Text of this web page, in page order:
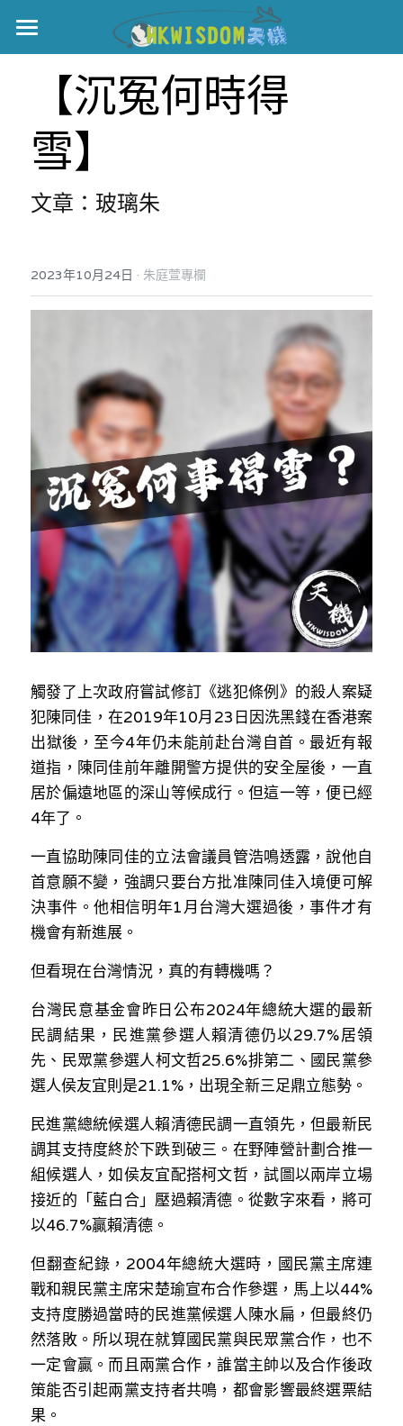
主頁
世界盃
伊美戰爭
美西媒體謊言實錄
宏福‧革新
宏福苑聽證會
記錄．宏福苑火災
港聞
中國
反華推手你要知
反華推手懶人包
民主派騙案十式
反華推手起底
美西霸凌內幕
美西極權主義
真相直擊
極端暴恐實錄
KOL 專欄
林淑芳專欄
屈穎妍專欄
朱庭萱專欄
莫綺琪專欄
黃萬成專欄
招國偉專欄
高松傑專欄
林伯強專欄
馮煒光專欄
趙處機專欄
KOL 精選
大衛sir專欄
曾子晴 - 晴深直說
龔靜儀大律師專欄
陳子遷律師專欄
羅浚軒專欄
溫志倫專欄
汪明欣專欄
張美雄專欄
莊豪鋒專欄
香港科技專上書院｜專欄
絕密法庭檔案
醫院口岸爆炸案
屠龍小隊案
黎智英案審訊
支聯會案
35+顛覆案
生活
吃喝玩指南
休閒好介紹
親子
花生仔漫畫週記
關於我們
人才招聘
投稿熱線
商戶合作
支持讚助
條款及細則
關於我們
搜索
繁體中文
繁體中文
English
【沉冤何時得
雪】
文章：玻璃朱
2023年10月24日 · 朱庭萱專欄
觸發了上次政府嘗試修訂《逃犯條例》的殺人案疑
犯陳同佳，在2019年10月 23 日因洗黑錢在香港案
出獄後，至今4年仍未能前赴台灣自首。最近有報
道指，陳同佳前年離開警方提供的安全屋後，一直
居於偏遠地區的深山等候成行。但這一等，便已經
4年了。
一直協助陳同佳的立法會議員管浩鳴透露，說他自
首意願不變，強調只要台方批准陳同佳入境便可解
決事件。他相信明年1月台灣大選過後，事件才有
機會有新進展。
但看現在台灣情況，真的有轉機嗎？
台灣民意基金會昨日公布2024年總統大選的最新
民調結果，民進黨參選人賴清德仍以29.7%居領
先、民眾黨參選人柯文哲25.6%排第二、國民黨參
選人侯友宜則是21.1% ，出現全新三足鼎立態勢。
民進黨總統候選人賴清德民調一直領先，但最新民
調其支持度終於下跌到破三。在野陣營計劃合推一
組候選人，如侯友宜配搭柯文哲，試圖以兩岸立場
接近的「藍白合」壓過賴清德。從數字來看，將可
以46.7%贏賴清德。
但翻查紀錄， 2004年總統大選時，國民黨主席連
戰和親民黨主席宋楚瑜宣布合作參選，馬上以44%
支持度勝過當時的民進黨候選人陳水扁，但最終仍
然落敗。所以現在就算國民黨與民眾黨合作，也不
一定會贏。而且兩黨合作，誰當主帥以及合作後政
策能否引起兩黨支持者共鳴，都會影響最終選票結
果。